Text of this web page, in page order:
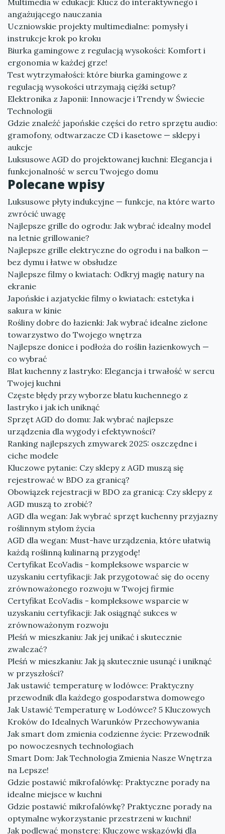
Multimedia w edukacji: Klucz do interaktywnego i
angażującego nauczania
Uczniowskie projekty multimedialne: pomysły i
instrukcje krok po kroku
Biurka gamingowe z regulacją wysokości: Komfort i
ergonomia w każdej grze!
Test wytrzymałości: które biurka gamingowe z
regulacją wysokości utrzymają ciężki setup?
Elektronika z Japonii: Innowacje i Trendy w Świecie
Technologii
Gdzie znaleźć japońskie części do retro sprzętu audio:
gramofony, odtwarzacze CD i kasetowe — sklepy i
aukcje
Luksusowe AGD do projektowanej kuchni: Elegancja i
funkcjonalność w sercu Twojego domu
Polecane wpisy
Luksusowe płyty indukcyjne — funkcje, na które warto
zwrócić uwagę
Najlepsze grille do ogrodu: Jak wybrać idealny model
na letnie grillowanie?
Najlepsze grille elektryczne do ogrodu i na balkon —
bez dymu i łatwe w obsłudze
Najlepsze filmy o kwiatach: Odkryj magię natury na
ekranie
Japońskie i azjatyckie filmy o kwiatach: estetyka i
sakura w kinie
Rośliny dobre do łazienki: Jak wybrać idealne zielone
towarzystwo do Twojego wnętrza
Najlepsze donice i podłoża do roślin łazienkowych —
co wybrać
Blat kuchenny z lastryko: Elegancja i trwałość w sercu
Twojej kuchni
Częste błędy przy wyborze blatu kuchennego z
lastryko i jak ich uniknąć
Sprzęt AGD do domu: Jak wybrać najlepsze
urządzenia dla wygody i efektywności?
Ranking najlepszych zmywarek 2025: oszczędne i
ciche modele
Kluczowe pytanie: Czy sklepy z AGD muszą się
rejestrować w BDO za granicą?
Obowiązek rejestracji w BDO za granicą: Czy sklepy z
AGD muszą to zrobić?
AGD dla wegan: Jak wybrać sprzęt kuchenny przyjazny
roślinnym stylom życia
AGD dla wegan: Must-have urządzenia, które ułatwią
każdą roślinną kulinarną przygodę!
Certyfikat EcoVadis - kompleksowe wsparcie w
uzyskaniu certyfikacji: Jak przygotować się do oceny
zrównoważonego rozwoju w Twojej firmie
Certyfikat EcoVadis - kompleksowe wsparcie w
uzyskaniu certyfikacji: Jak osiągnąć sukces w
zrównoważonym rozwoju
Pleśń w mieszkaniu: Jak jej unikać i skutecznie
zwalczać?
Pleśń w mieszkaniu: Jak ją skutecznie usunąć i uniknąć
w przyszłości?
Jak ustawić temperaturę w lodówce: Praktyczny
przewodnik dla każdego gospodarstwa domowego
Jak Ustawić Temperaturę w Lodówce? 5 Kluczowych
Kroków do Idealnych Warunków Przechowywania
Jak smart dom zmienia codzienne życie: Przewodnik
po nowoczesnych technologiach
Smart Dom: Jak Technologia Zmienia Nasze Wnętrza
na Lepsze!
Gdzie postawić mikrofalówkę: Praktyczne porady na
idealne miejsce w kuchni
Gdzie postawić mikrofalówkę? Praktyczne porady na
optymalne wykorzystanie przestrzeni w kuchni!
Jak podlewać monsterę: Kluczowe wskazówki dla